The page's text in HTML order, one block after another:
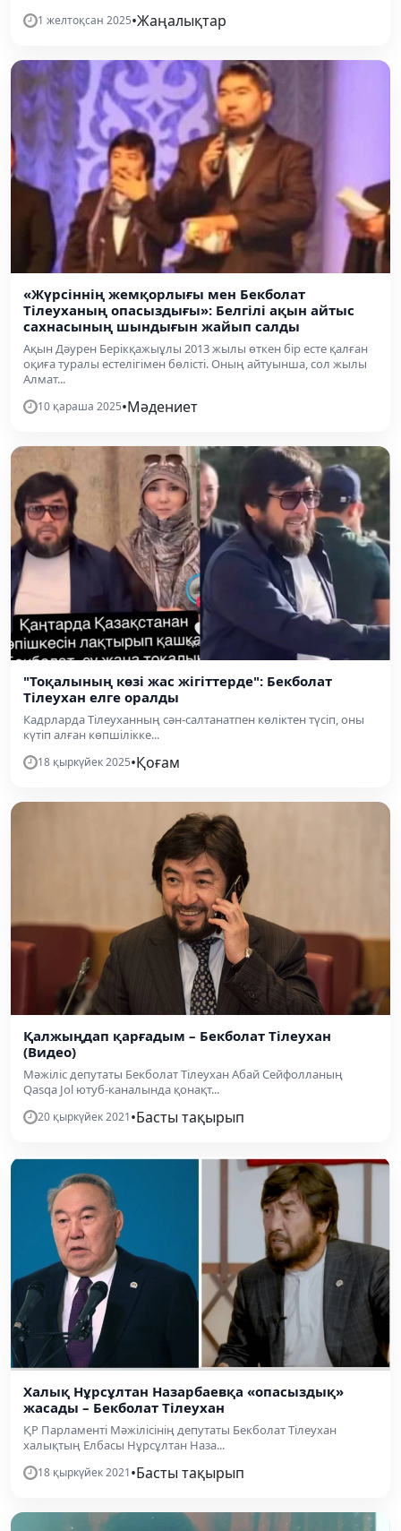
1 желтоқсан 2025•Жаңалықтар
«Жүрсіннің жемқорлығы мен Бекболат
Тілеуханың опасыздығы»: Белгілі ақын айтыс
сахнасының шындығын жайып салды
Ақын Дәурен Берікқажыұлы 2013 жылы өткен бір есте қалған
оқиға туралы естелігімен бөлісті. Оның айтуынша, сол жылы
Алмат...
10 қараша 2025•Мәдениет
"Тоқалының көзі жас жігіттерде": Бекболат
Тілеухан елге оралды
Кадрларда Тілеуханның сән-салтанатпен көліктен түсіп, оны
күтіп алған көпшілікке...
18 қыркүйек 2025•Қоғам
Қалжыңдап қарғадым – Бекболат Тілеухан
(Видео)
Мәжіліс депутаты Бекболат Тілеухан Абай Сейфолланың
Qasqa Jol ютуб-каналында қонақт...
20 қыркүйек 2021•Басты тақырып
Халық Нұрсұлтан Назарбаевқа «опасыздық»
жасады – Бекболат Тілеухан
ҚР Парламенті Мәжілісінің депутаты Бекболат Тілеухан
халықтың Елбасы Нұрсұлтан Наза...
18 қыркүйек 2021•Басты тақырып